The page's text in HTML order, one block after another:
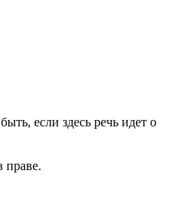
если здесь речь идет о
праве.